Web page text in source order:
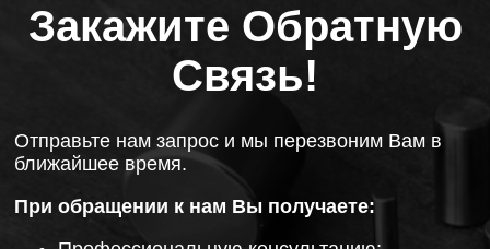
Закажите Обратную
Связь!
Отправьте нам запрос и мы перезвоним Вам в
ближайшее время.
При обращении к нам Вы получаете: